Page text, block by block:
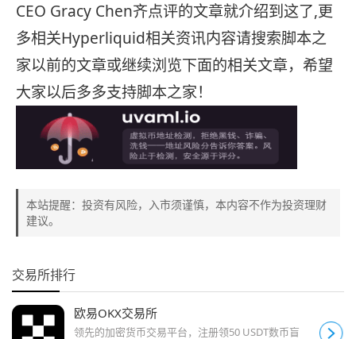
CEO Gracy Chen齐点评的文章就介绍到这了,更
多相关Hyperliquid相关资讯内容请搜索脚本之
家以前的文章或继续浏览下面的相关文章，希望
大家以后多多支持脚本之家！
本站提醒：投资有风险，入市须谨慎，本内容不作为投资理财
建议。
交易所排行
欧易OKX交易所
领先的加密货币交易平台，注册领50 USDT数币盲